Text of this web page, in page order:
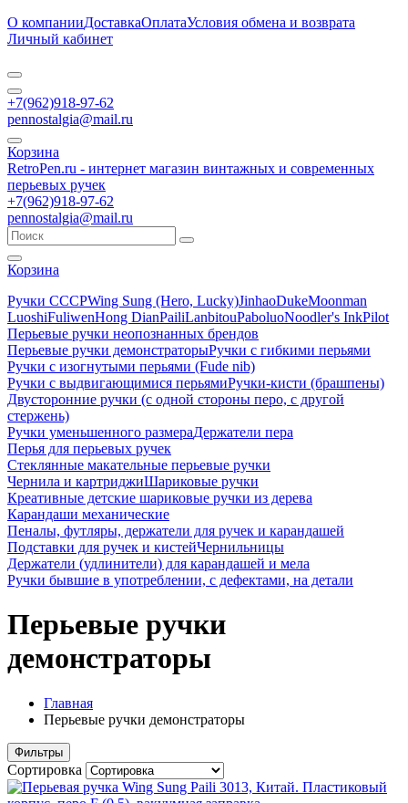
О компанииДоставкаОплатаУсловия обмена и возврата
Личный кабинет
+7(962)918-97-62
pennostalgia@mail.ru
Корзина
RetroPen.ru - интернет магазин винтажных и современных
перьевых ручек
+7(962)918-97-62
pennostalgia@mail.ru
Корзина
Ручки СССРWing Sung (Hero, Lucky)JinhaoDukeMoonman
LuoshiFuliwenHong DianPailiLanbitouPaboluoNoodler's InkPilot
Перьевые ручки неопознанных брендов
Перьевые ручки демонстраторыРучки с гибкими перьями
Ручки с изогнутыми перьями (Fude nib)
Ручки с выдвигающимися перьямиРучки-кисти (брашпены)
Двусторонние ручки (с одной стороны перо, с другой
стержень)
Ручки уменьшенного размераДержатели пера
Перья для перьевых ручек
Стеклянные макательные перьевые ручки
Чернила и картриджиШариковые ручки
Креативные детские шариковые ручки из дерева
Карандаши механические
Пеналы, футляры, держатели для ручек и карандашей
Подставки для ручек и кистейЧернильницы
Держатели (удлинители) для карандашей и мела
Ручки бывшие в употреблении, с дефектами, на детали
Перьевые ручки
демонстраторы
Главная
Перьевые ручки демонстраторы
Фильтры
Сортировка